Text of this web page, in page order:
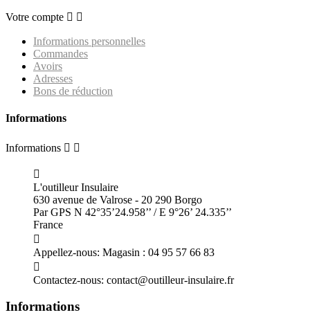
Votre compte  
Informations personnelles
Commandes
Avoirs
Adresses
Bons de réduction
Informations
Informations  

L'outilleur Insulaire
630 avenue de Valrose - 20 290 Borgo
Par GPS N 42°35’24.958’’ / E 9°26’ 24.335’’
France

Appellez-nous: Magasin : 04 95 57 66 83

Contactez-nous: contact@outilleur-insulaire.fr
Informations